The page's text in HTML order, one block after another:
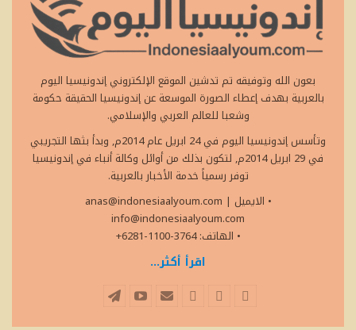
بعون الله وتوفيقه تم تدشين الموقع الإلكتروني إندونيسيا اليوم
بالعربية بهدف إعطاء الصورة الموسعة عن إندونيسيا الحقيقة حكومة
وشعبا للعالم العربي والإسلامي.
وتأسس إندونيسيا اليوم في 24 ابريل عام 2014م, وبدأ بثها التجريبي
في 29 ابريل 2014م, لتكون بذلك من أوائل وكالة أنباء في إندونيسيا
توفر رسمياً خدمة الأخبار بالعربية.
• الايميل
anas@indonesiaalyoum.com |
info@indonesiaalyoum.com
• الهاتف: 3764-1100-6281+
اقرأ أكثر...